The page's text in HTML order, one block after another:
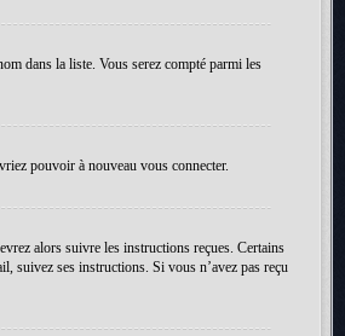
dans la liste. Vous serez compté parmi les
pouvoir à nouveau vous connecter.
alors suivre les instructions reçues. Certains
suivez ses instructions. Si vous n’avez pas reçu